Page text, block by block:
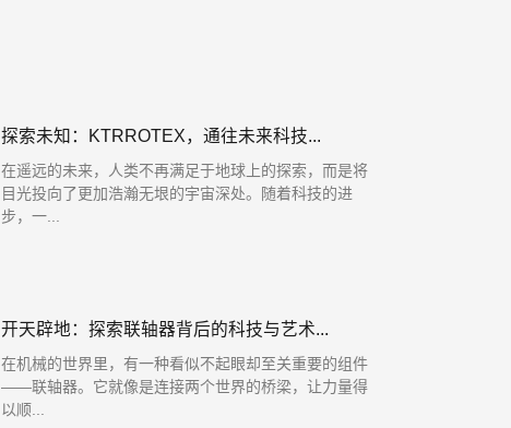
探索未知：KTRROTEX，通往未来科技...
在遥远的未来，人类不再满足于地球上的探索，而是将
目光投向了更加浩瀚无垠的宇宙深处。随着科技的进
步，一...
开天辟地：探索联轴器背后的科技与艺术...
在机械的世界里，有一种看似不起眼却至关重要的组件
——联轴器。它就像是连接两个世界的桥梁，让力量得
以顺...